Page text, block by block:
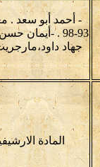
93-98 . -
المادة